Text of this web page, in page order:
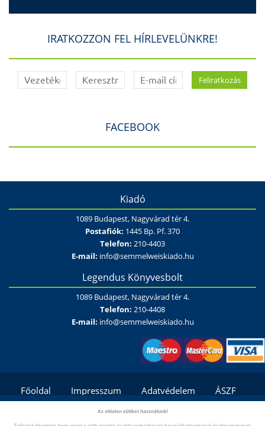
Az oldalon sütiket használunk!
IRATKOZZON FEL HÍRLEVELÜNKRE!
FACEBOOK
Kiadó
1089 Budapest, Nagyvárad tér 4.
Postafiók: 1445 Bp. Pf. 370
Telefon: 210-4403
E-mail: info@semmelweiskiado.hu
Legendus Könyvesbolt
1089 Budapest, Nagyvárad tér 4.
Telefon: 210-4408
E-mail: info@semmelweiskiado.hu
Főoldal Impresszum Adatvédelem
ÁSZF
Fizetési és szállítási feltételek/módok